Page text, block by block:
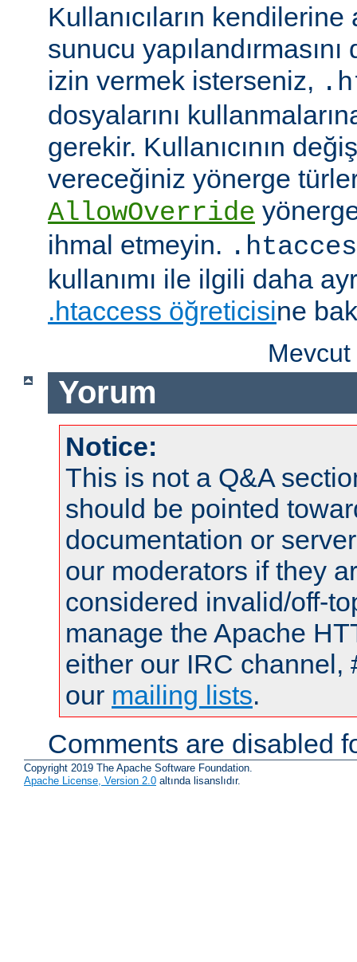
Kullanıcıların
sunucu
izin vermek isterseniz,
dosyalarını
gerekir. Kullanıcının
vereceğiniz yönerge
AllowOverride
ihmal etmeyin.
kullanımı ile ilgili daha
.htaccess öğreticisine
Yorum
Notice:
This is not a Q&A
should be pointed
documentation or
our moderators if they
considered invalid/off-
manage the Apache
either our IRC channel,
our mailing lists.
Comments are disabled
Copyright 2019 The Apache Software Foundation.
Apache License, Version 2.0 altında lisanslıdır.